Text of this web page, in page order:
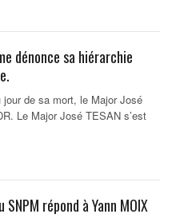
dénonce sa hiérarchie
de sa mort, le Major José
Le Major José TESAN s’est
SNPM répond à Yann MOIX